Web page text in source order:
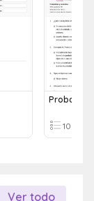
10Q
Ver todo